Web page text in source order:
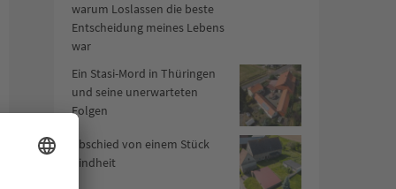
warum Loslassen die beste
Entscheidung meines Lebens
war
Ein Stasi-Mord in Thüringen
und seine unerwarteten
Folgen
Abschied von einem Stück
Kindheit